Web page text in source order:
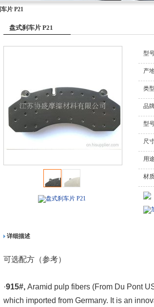
片 P21
盘式刹车片 P21
型
产
类
品
型
尺
用
材
盘式刹车片 P21
详细描述
可选配方（参考）
·915#, Aramid pulp fibers (From Du Pont
which imported from Germany. It is an